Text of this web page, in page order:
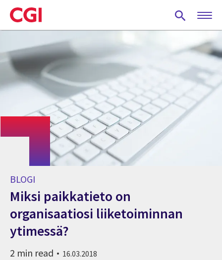
Skip
to
main
BLOGI
Miksi paikkatieto on
organisaatiosi liiketoiminnan
ytimessä?
2 min read 16.03.2018